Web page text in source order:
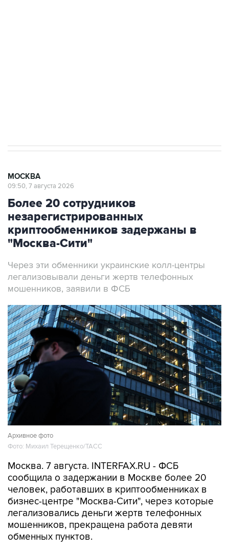
МОСКВА
09:50, 7 августа 2026
Более 20 сотрудников
незарегистрированных
криптообменников задержаны в
"Москва-Сити"
Через эти обменники украинские колл-центры
легализовывали деньги жертв телефонных
мошенников, заявили в ФСБ
Архивное фото
Фото: Михаил Терещенко/ТАСС
Москва. 7 августа. INTERFAX.RU - ФСБ
сообщила о задержании в Москве более 20
человек, работавших в криптообменниках в
бизнес-центре "Москва-Сити", через которые
легализовались деньги жертв телефонных
мошенников, прекращена работа девяти
обменных пунктов.